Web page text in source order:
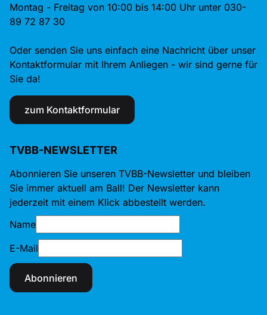
Montag - Freitag von 10:00 bis 14:00 Uhr unter 030-
89 72 87 30
Oder senden Sie uns einfach eine Nachricht über unser
Kontaktformular mit Ihrem Anliegen - wir sind gerne für
Sie da!
zum Kontaktformular
TVBB-NEWSLETTER
Abonnieren Sie unseren TVBB-Newsletter und bleiben
Sie immer aktuell am Ball! Der Newsletter kann
jederzeit mit einem Klick abbestellt werden.
Name
E-Mail
Abonnieren